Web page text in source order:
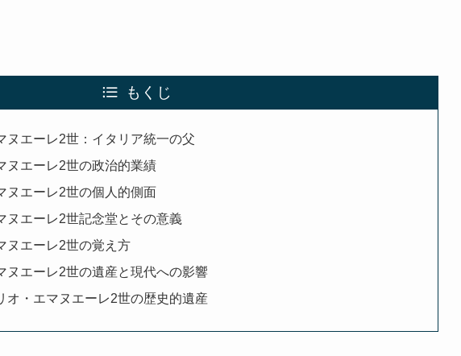
もくじ
ヌエーレ2世：イタリア統一の父
ヌエーレ2世の政治的業績
ヌエーレ2世の個人的側面
ヌエーレ2世記念堂とその意義
ヌエーレ2世の覚え方
ヌエーレ2世の遺産と現代への影響
オ・エマヌエーレ2世の歴史的遺産